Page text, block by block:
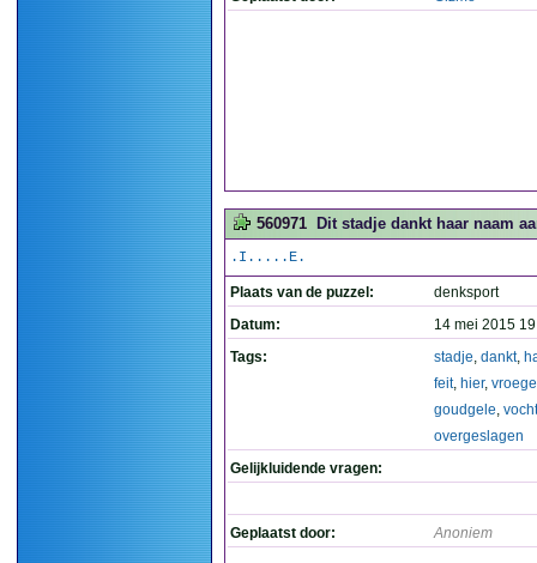
560971 Dit stadje dankt haar naam
.I.....E.
Plaats van de puzzel:
denksport
Datum:
14 mei 2015
Tags:
stadje, dankt,
feit, hier,
goudgele, vocht
overgeslagen
Gelijkluidende vragen:
Geplaatst door: Anoniem